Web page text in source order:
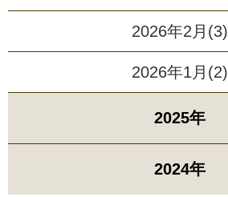
2026年2月(3)
2026年1月(2)
2025年
2024年